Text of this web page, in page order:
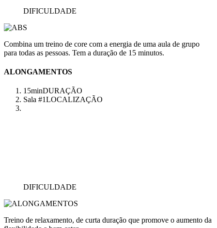
DIFICULDADE
Combina um treino de core com a energia de uma aula de grupo
para todas as pessoas. Tem a duração de 15 minutos.
ALONGAMENTOS
15minDURAÇÃO
Sala #1LOCALIZAÇÃO
DIFICULDADE
Treino de relaxamento, de curta duração que promove o aumento da